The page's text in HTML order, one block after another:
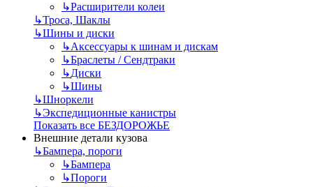
↳Расширители колеи
↳Троса, Шаклы
↳Шины и диски
↳Аксессуары к шинам и дискам
↳Браслеты / Сендтраки
↳Диски
↳Шины
↳Шноркели
↳Экспедиционные канистры
Показать все БЕЗДОРОЖЬЕ
Внешние детали кузова
↳Бампера, пороги
↳Бампера
↳Пороги